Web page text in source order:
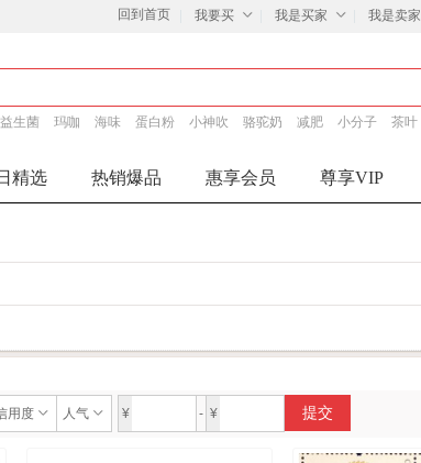
回到首页 我要买 我是买家 我是卖家
益生菌 玛咖 海味 蛋白粉 小神吹 骆驼奶 减肥 小分子 茶叶
精选 热销爆品 惠享会员 尊享VIP
用度 人气 ¥ - ¥ 提交